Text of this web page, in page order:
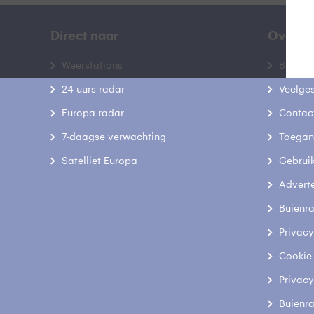
Direct naar
Weerstations
24 uurs radar
Europa radar
7-daagse verwachting
Satelliet Europa
Over